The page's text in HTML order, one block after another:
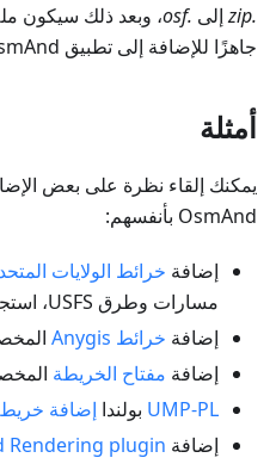
.zip
إلى .osf ، وبعد ذلك سيكون
جاهزًا للإضافة إلى تطبيق OsmAnd.
أمثلة
يمكنك إلقاء نظرة على بعض
OsmAnd بأنفسهم:
إضافة خرائط الولايات
مسارات وطرق USFS، استجمام USFS).
إضافة خرائط Anygis
إضافة مفتاح الخريطة
UMP-PL بولندا إضافة
إضافة Rendering plugin